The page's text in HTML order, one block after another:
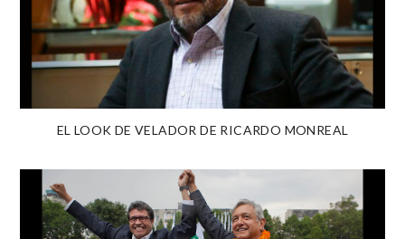
EL LOOK DE VELADOR DE RICARDO MONREAL